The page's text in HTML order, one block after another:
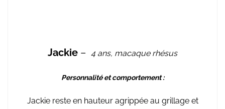
Jackie – 4 ans, macaque rhésus
Personnalité et comportement :
Jackie reste en hauteur agrippée au grillage et